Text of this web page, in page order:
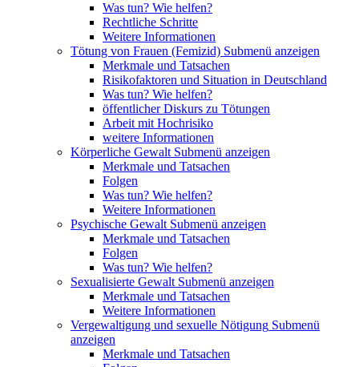
Was tun? Wie helfen?
Rechtliche Schritte
Weitere Informationen
Tötung von Frauen (Femizid) Submenü anzeigen
Merkmale und Tatsachen
Risikofaktoren und Situation in Deutschland
Was tun? Wie helfen?
öffentlicher Diskurs zu Tötungen
Arbeit mit Hochrisiko
weitere Informationen
Körperliche Gewalt Submenü anzeigen
Merkmale und Tatsachen
Folgen
Was tun? Wie helfen?
Weitere Informationen
Psychische Gewalt Submenü anzeigen
Merkmale und Tatsachen
Folgen
Was tun? Wie helfen?
Sexualisierte Gewalt Submenü anzeigen
Merkmale und Tatsachen
Weitere Informationen
Vergewaltigung und sexuelle Nötigung Submenü
anzeigen
Merkmale und Tatsachen